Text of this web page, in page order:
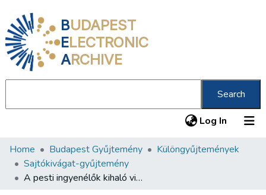
BUDAPEST
ELECTRONIC
ARCHIVE
Search
Log In (current)
Communities & Collections
All of DSpace
Home Budapest Gyűjtemény
Különgyűjtemények
Sajtókivágat-gyűjtemény
A pesti ingyenélők kihaló világlában